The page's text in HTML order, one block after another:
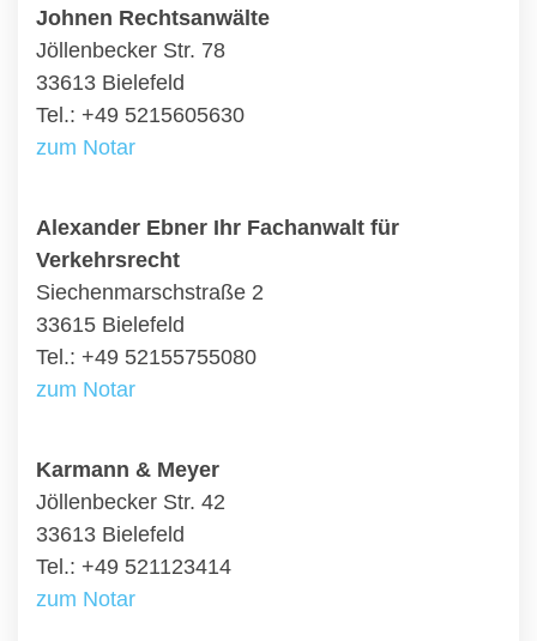
Johnen Rechtsanwälte
Jöllenbecker Str. 78
33613 Bielefeld
Tel.: +49 5215605630
zum Notar
Alexander Ebner Ihr Fachanwalt für
Verkehrsrecht
Siechenmarschstraße 2
33615 Bielefeld
Tel.: +49 52155755080
zum Notar
Karmann & Meyer
Jöllenbecker Str. 42
33613 Bielefeld
Tel.: +49 521123414
zum Notar